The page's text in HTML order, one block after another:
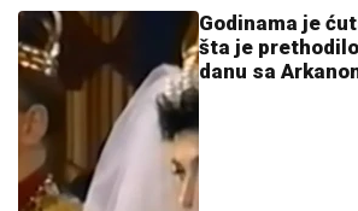
Godinama je
šta je
danu sa